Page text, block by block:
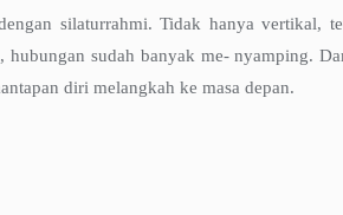
silaturrahmi. Tidak hanya vertikal,
sudah banyak me- nyamping.
diri melangkah ke masa depan.